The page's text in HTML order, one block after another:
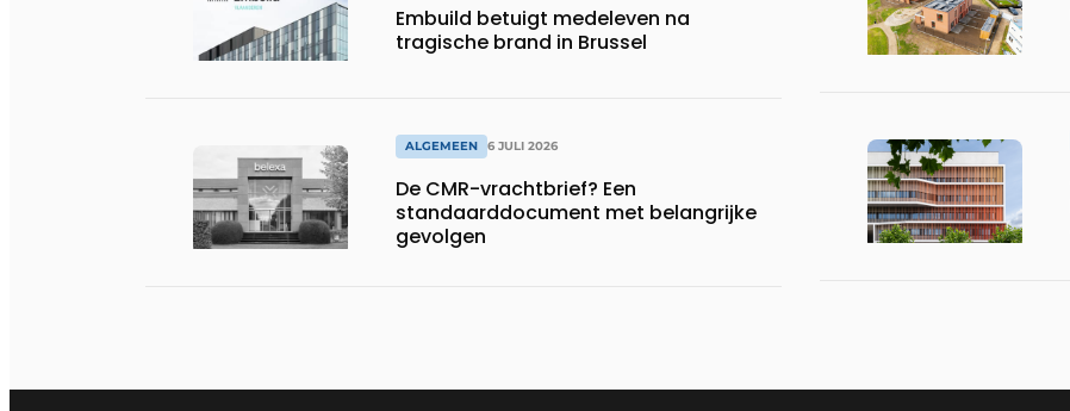
Embuild betuigt medeleven na
tragische brand in Brussel
ALGEMEEN 6 JULI 2026
De CMR-vrachtbrief? Een
standaarddocument met belangrijke
gevolgen